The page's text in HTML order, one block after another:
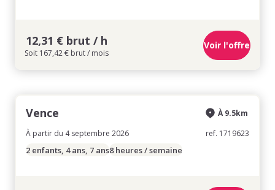
12,31 € brut / h
Soit 167,42 € brut / mois
Voir l'offre
Vence
À partir du 4 septembre 2026
À 9.5km
ref. 1719623
2 enfants, 4 ans, 7 ans8 heures / semaine